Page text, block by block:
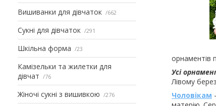
Вишиванки для дівчаток 662
Сукні для дівчаток 291
Шкільна форма 23
Камізельки та жилетки для
дівчат
76
Жіночі сукні з вишивкою 276
орнаментів
Усі
Лівому
Чоловікам